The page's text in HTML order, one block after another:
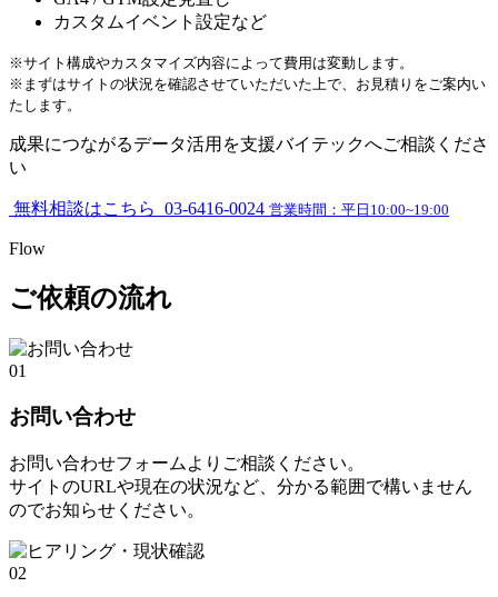
カスタムイベント設定など
※サイト構成やカスタマイズ内容によって費用は変動します。
※まずはサイトの状況を確認させていただいた上で、お見積りをご案内い
たします。
成果につながるデータ活用を支援バイテックへご相談くださ
い
無料相談はこちら 03-6416-0024 営業時間：平日10:00~19:00
Flow
ご依頼の流れ
01
お問い合わせ
お問い合わせフォームよりご相談ください。
サイトのURLや現在の状況など、分かる範囲で構いません
のでお知らせください。
02